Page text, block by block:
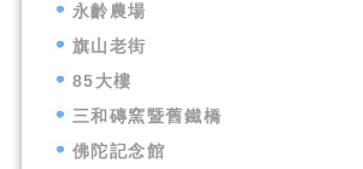
永齡農場
旗山老街
85大樓
三和磚窯暨舊鐵橋
佛陀記念館